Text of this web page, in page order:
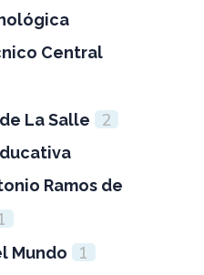
Central
La Salle 2
Ramos de
Mundo 1